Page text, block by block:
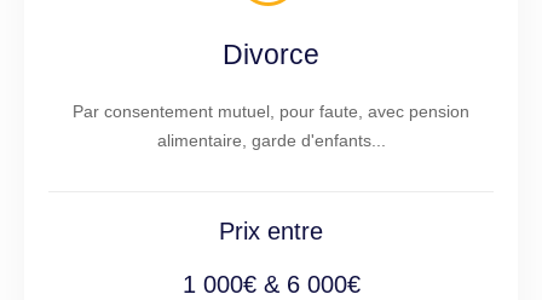
Divorce
Par consentement mutuel, pour faute, avec pension
alimentaire, garde d'enfants...
Prix entre
1 000€ & 6 000€